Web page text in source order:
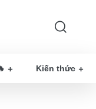
Kiến thức